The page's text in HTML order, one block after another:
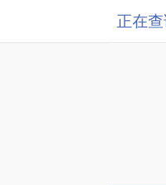
正在